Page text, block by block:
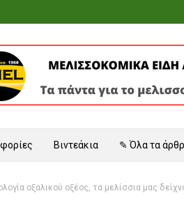
Βιντεάκια ✎ Όλα τα
οξαλικού οξέος, τα μελίσσια μας